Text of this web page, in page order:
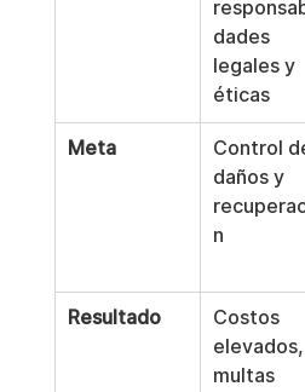
dades
legales y
éticas
Meta
Control
daños y
n
Resultado
Costos
elevados,
multas